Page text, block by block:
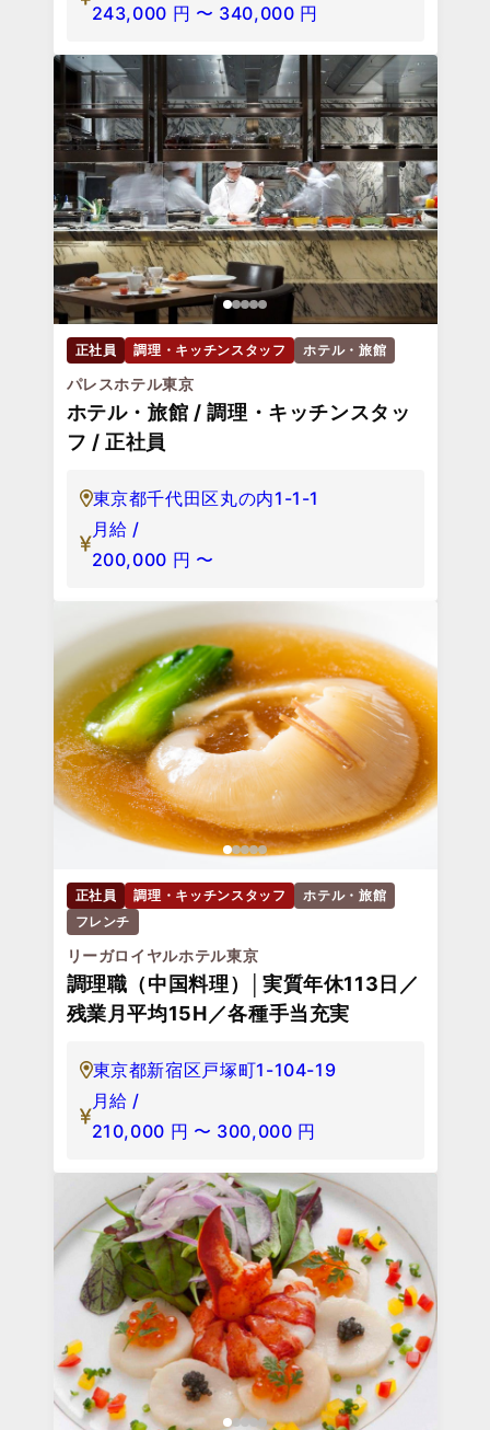
243,000 円 〜 340,000 円
正社員 調理・キッチンスタッフ ホテル・旅館
パレスホテル東京
ホテル・旅館 / 調理・キッチンスタッ
フ / 正社員
東京都千代田区丸の内1-1-1
月給 /
200,000 円 〜
正社員 調理・キッチンスタッフ
ホテル・旅館
フレンチ
リーガロイヤルホテル東京
調理職（中国料理）│実質年休113日／
残業月平均15H／各種手当充実
東京都新宿区戸塚町1-104-19
月給 /
210,000 円 〜 300,000 円